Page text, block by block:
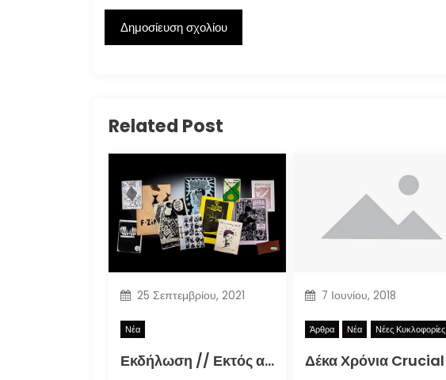
Related Post
25 Σεπτεμβρίου, 2021
Νέα
Εκδήλωση // Εκτός αρχείου: Τα ελληνικά φανζίν στην εποχή της τεκμηρίωσης (30.09.2021)
7 Ιουνίου, 2018
Άρθρα Νέα Νέες Κυκλοφορίες